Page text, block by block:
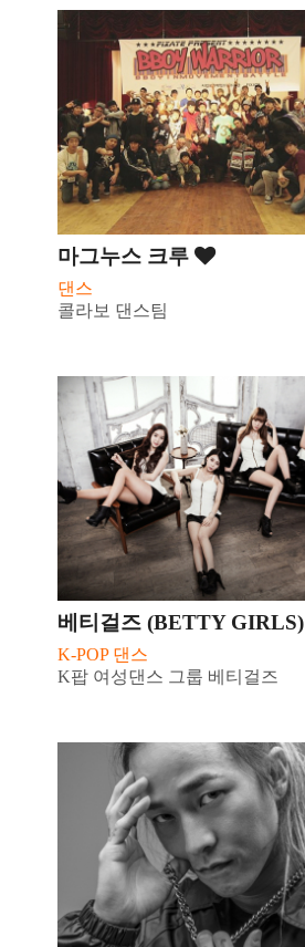
마그누스 크루
댄스
콜라보 댄스팀
베티걸즈 (BETTY GIRLS)
K-POP 댄스
K팝 여성댄스 그룹 베티걸즈